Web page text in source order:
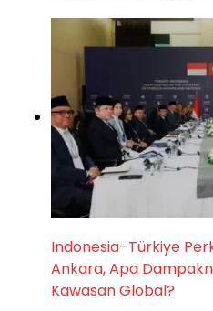
Indonesia–Türkiye
Ankara, Apa
Kawasan Global?